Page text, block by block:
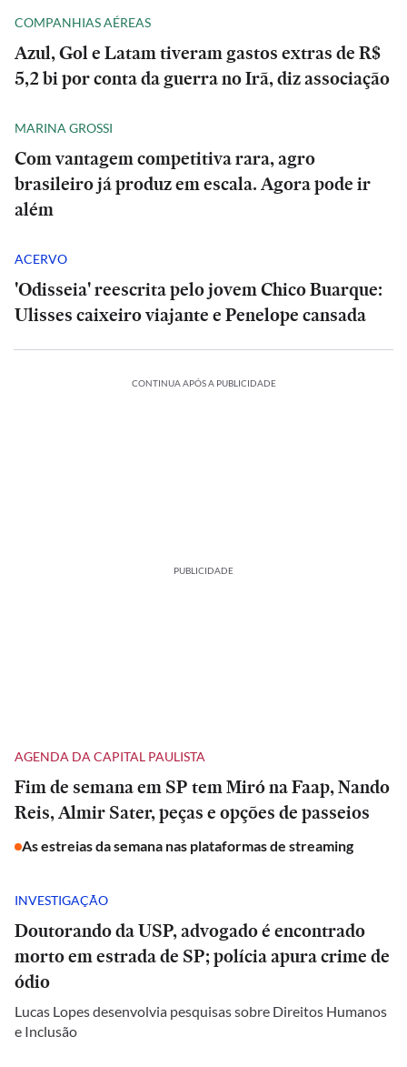
COMPANHIAS AÉREAS
Azul, Gol e Latam tiveram gastos extras de R$
5,2 bi por conta da guerra no Irã, diz associação
MARINA GROSSI
Com vantagem competitiva rara, agro
brasileiro já produz em escala. Agora pode ir
além
ACERVO
'Odisseia' reescrita pelo jovem Chico Buarque:
Ulisses caixeiro viajante e Penelope cansada
CONTINUA APÓS A PUBLICIDADE
PUBLICIDADE
AGENDA DA CAPITAL PAULISTA
Fim de semana em SP tem Miró na Faap, Nando
Reis, Almir Sater, peças e opções de passeios
As estreias da semana nas plataformas de streaming
INVESTIGAÇÃO
Doutorando da USP, advogado é encontrado
morto em estrada de SP; polícia apura crime de
ódio
Lucas Lopes desenvolvia pesquisas sobre Direitos Humanos
e Inclusão